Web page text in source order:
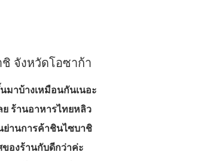
จังหวัดโอซาก้า
มาบ้างเหมือนกันเนอะ
ร้านอาหารไทยหลิว
ย่านการค้าชินไซบาชิ
ของร้านกับดีกว่าค่ะ